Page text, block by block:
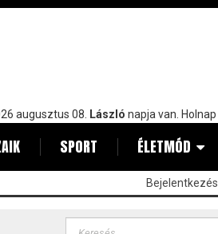
augusztus 08. László napja van. Holnap
SPORT ÉLETMÓD
Bejelentkezés